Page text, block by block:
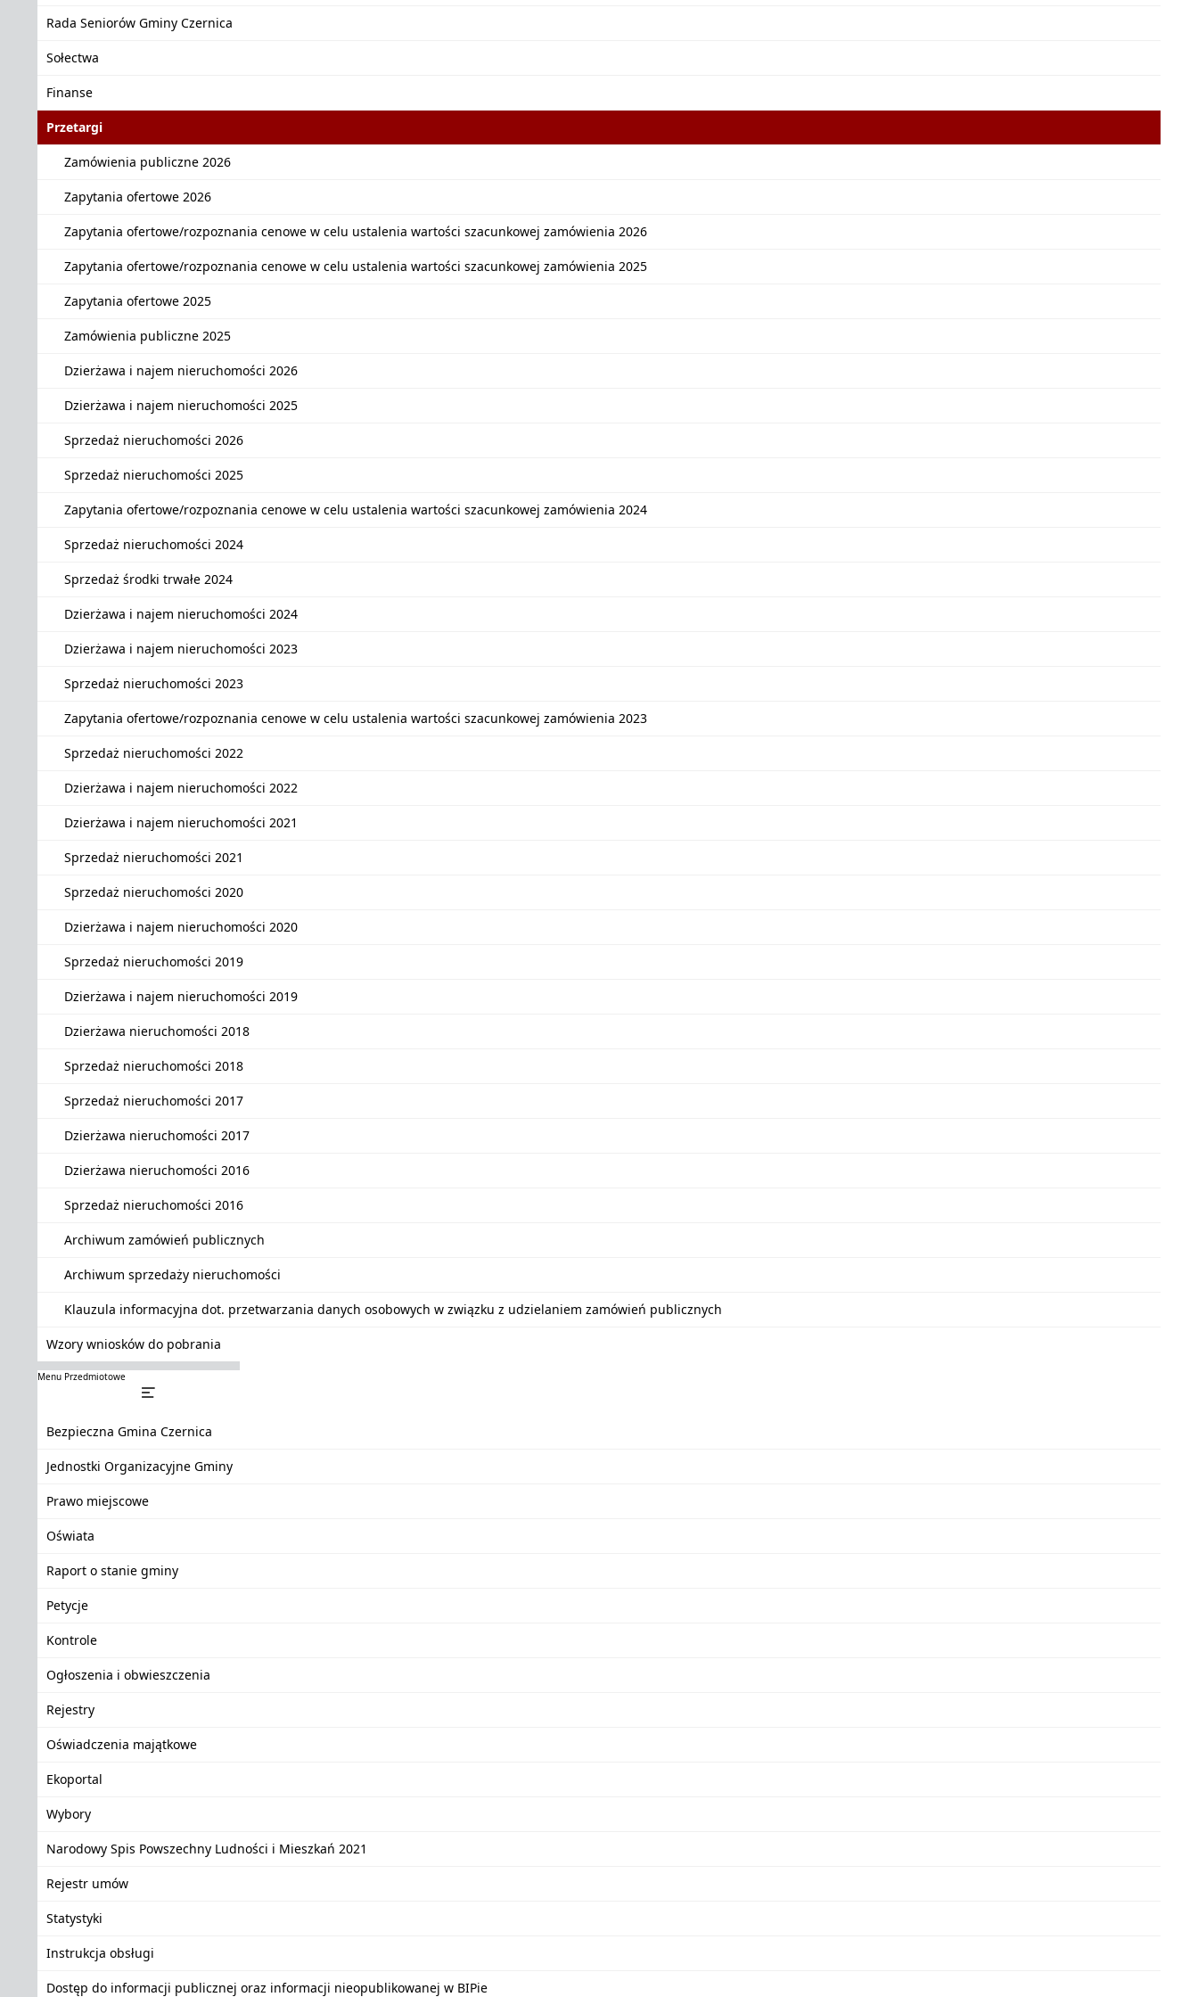
Rada Seniorów Gminy Czernica
Sołectwa
Finanse
Przetargi
Zamówienia publiczne 2026
Zapytania ofertowe 2026
Zapytania ofertowe/rozpoznania cenowe w celu ustalenia wartości szacunkowej zamówienia 2026
Zapytania ofertowe/rozpoznania cenowe w celu ustalenia wartości szacunkowej zamówienia 2025
Zapytania ofertowe 2025
Zamówienia publiczne 2025
Dzierżawa i najem nieruchomości 2026
Dzierżawa i najem nieruchomości 2025
Sprzedaż nieruchomości 2026
Sprzedaż nieruchomości 2025
Zapytania ofertowe/rozpoznania cenowe w celu ustalenia wartości szacunkowej zamówienia 2024
Sprzedaż nieruchomości 2024
Sprzedaż środki trwałe 2024
Dzierżawa i najem nieruchomości 2024
Dzierżawa i najem nieruchomości 2023
Sprzedaż nieruchomości 2023
Zapytania ofertowe/rozpoznania cenowe w celu ustalenia wartości szacunkowej zamówienia 2023
Sprzedaż nieruchomości 2022
Dzierżawa i najem nieruchomości 2022
Dzierżawa i najem nieruchomości 2021
Sprzedaż nieruchomości 2021
Sprzedaż nieruchomości 2020
Dzierżawa i najem nieruchomości 2020
Sprzedaż nieruchomości 2019
Dzierżawa i najem nieruchomości 2019
Dzierżawa nieruchomości 2018
Sprzedaż nieruchomości 2018
Sprzedaż nieruchomości 2017
Dzierżawa nieruchomości 2017
Dzierżawa nieruchomości 2016
Sprzedaż nieruchomości 2016
Archiwum zamówień publicznych
Archiwum sprzedaży nieruchomości
Klauzula informacyjna dot. przetwarzania danych osobowych w związku z udzielaniem zamówień publicznych
Wzory wniosków do pobrania
Menu Przedmiotowe
Bezpieczna Gmina Czernica
Jednostki Organizacyjne Gminy
Prawo miejscowe
Oświata
Raport o stanie gminy
Petycje
Kontrole
Ogłoszenia i obwieszczenia
Rejestry
Oświadczenia majątkowe
Ekoportal
Wybory
Narodowy Spis Powszechny Ludności i Mieszkań 2021
Rejestr umów
Statystyki
Instrukcja obsługi
Dostęp do informacji publicznej oraz informacji nieopublikowanej w BIPie